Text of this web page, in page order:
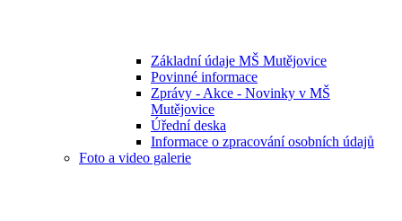
Základní údaje MŠ Mutějovice
Povinné informace
Zprávy - Akce - Novinky v MŠ
Mutějovice
Úřední deska
Informace o zpracování osobních údajů
Foto a video galerie